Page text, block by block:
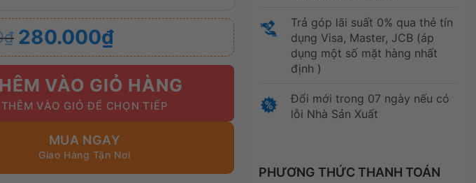
₫ 280.000₫
VÀO GIỎ HÀNG
MUA NGAY
Trả góp lãi suất 0% qua thẻ tín
dụng Visa, Master, JCB (áp
dụng một số mặt hàng nhất
định )
Đổi mới trong 07 ngày nếu có
lỗi Nhà Sản Xuất
PHƯƠNG THỨC THANH TOÁN